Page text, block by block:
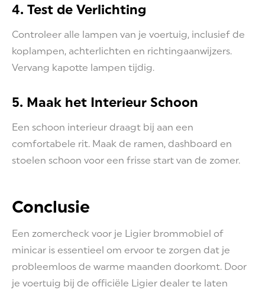
4. Test de Verlichting
Controleer alle lampen van je voertuig, inclusief de
koplampen, achterlichten en richtingaanwijzers.
Vervang kapotte lampen tijdig.
5. Maak het Interieur Schoon
Een schoon interieur draagt bij aan een
comfortabele rit. Maak de ramen, dashboard en
stoelen schoon voor een frisse start van de zomer.
Conclusie
Een zomercheck voor je Ligier brommobiel of
minicar is essentieel om ervoor te zorgen dat je
probleemloos de warme maanden doorkomt. Door
je voertuig bij de officiële Ligier dealer te laten